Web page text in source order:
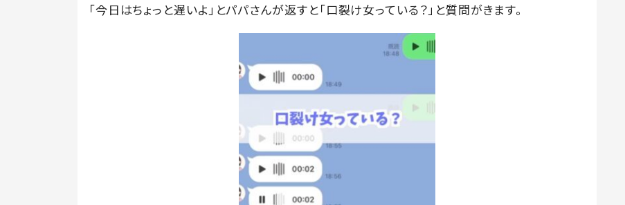
「今日はちょっと遅いよ」とパパさんが返すと「口裂け女っている？」と質問がきます。